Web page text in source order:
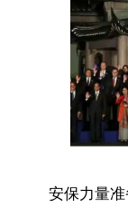
安保力量